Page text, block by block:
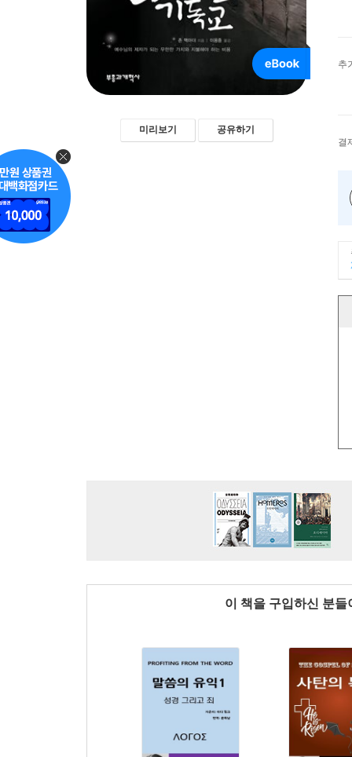
미리보기 공유하기
추
결
이 책을 구입하신 분